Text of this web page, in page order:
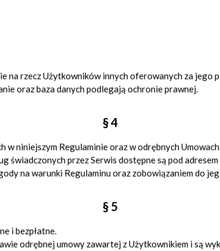
na rzecz Użytkowników innych oferowanych za jego
oraz baza danych podlegają ochronie prawnej.
§ 4
w niniejszym Regulaminie oraz w odrębnych
świadczonych przez Serwis dostępne są pod
na warunki Regulaminu oraz zobowiązaniem do
§ 5
i bezpłatne.
odrębnej umowy zawartej z Użytkownikiem i są